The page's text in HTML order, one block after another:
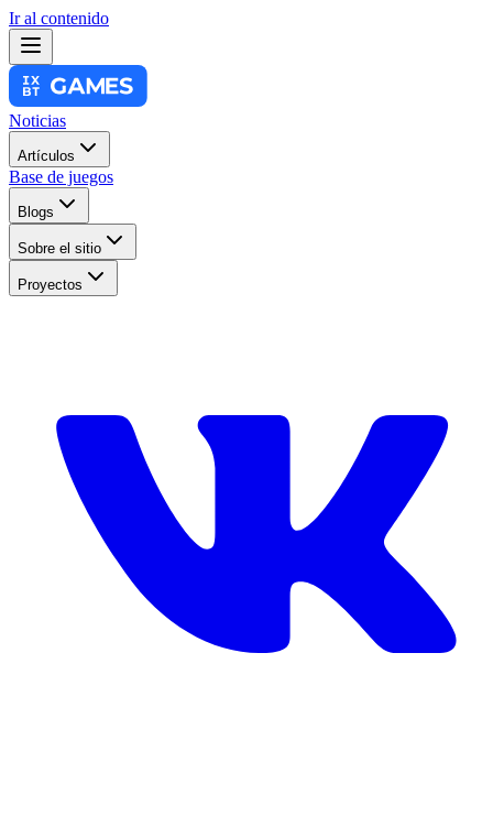
Ir al contenido
Noticias
Artículos
Base de juegos
Blogs
Sobre el sitio
Proyectos